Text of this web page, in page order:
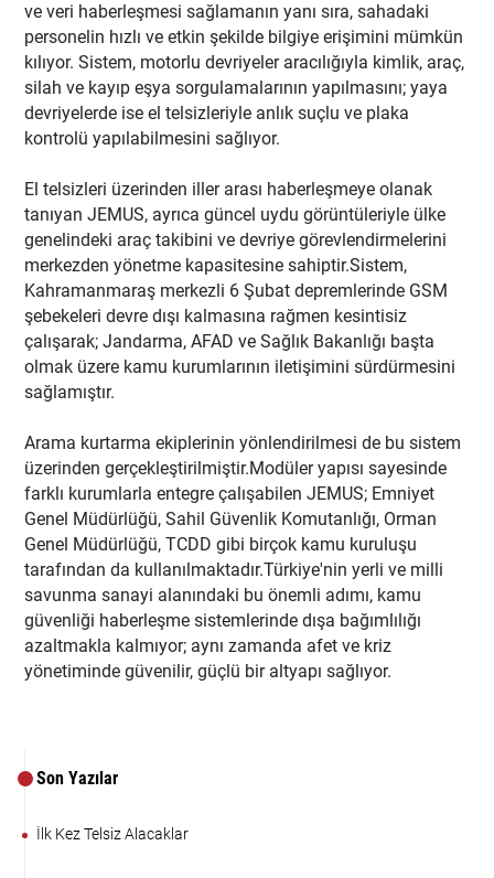
Son Yazılar
İlk Kez Telsiz Alacaklar
ve veri haberleşmesi sağlamanın yanı sıra, sahadaki
personelin hızlı ve etkin şekilde bilgiye erişimini mümkün
kılıyor. Sistem, motorlu devriyeler aracılığıyla kimlik, araç,
silah ve kayıp eşya sorgulamalarının yapılmasını; yaya
devriyelerde ise el telsizleriyle anlık suçlu ve plaka
kontrolü yapılabilmesini sağlıyor.
El telsizleri üzerinden iller arası haberleşmeye olanak
tanıyan JEMUS, ayrıca güncel uydu görüntüleriyle ülke
genelindeki araç takibini ve devriye görevlendirmelerini
merkezden yönetme kapasitesine sahiptir.Sistem,
Kahramanmaraş merkezli 6 Şubat depremlerinde GSM
şebekeleri devre dışı kalmasına rağmen kesintisiz
çalışarak; Jandarma, AFAD ve Sağlık Bakanlığı başta
olmak üzere kamu kurumlarının iletişimini sürdürmesini
sağlamıştır.
Arama kurtarma ekiplerinin yönlendirilmesi de bu sistem
üzerinden gerçekleştirilmiştir.Modüler yapısı sayesinde
farklı kurumlarla entegre çalışabilen JEMUS; Emniyet
Genel Müdürlüğü, Sahil Güvenlik Komutanlığı, Orman
Genel Müdürlüğü, TCDD gibi birçok kamu kuruluşu
tarafından da kullanılmaktadır.Türkiye'nin yerli ve milli
savunma sanayi alanındaki bu önemli adımı, kamu
güvenliği haberleşme sistemlerinde dışa bağımlılığı
azaltmakla kalmıyor; aynı zamanda afet ve kriz
yönetiminde güvenilir, güçlü bir altyapı sağlıyor.